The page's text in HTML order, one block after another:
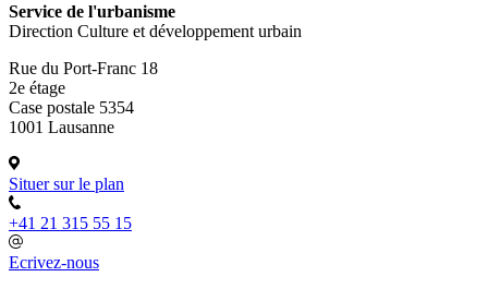
Service de l'urbanisme
Direction Culture et développement urbain
Rue du Port-Franc 18
2e étage
Case postale 5354
1001 Lausanne
Situer sur le plan
+41 21 315 55 15
Ecrivez-nous